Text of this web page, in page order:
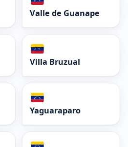
Valle de Guanape
Villa Bruzual
Yaguaraparo